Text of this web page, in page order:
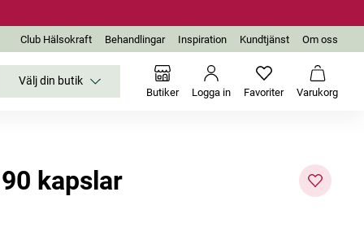
Club Hälsokraft Behandlingar Inspiration Kundtjänst Om oss
Välj din butik
Butiker Logga in FavoriterInga favoriter
Varukorg
kapslar